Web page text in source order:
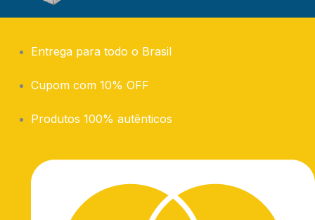
Entrega para todo o Brasil
Cupom com 10% OFF
Produtos 100% autênticos